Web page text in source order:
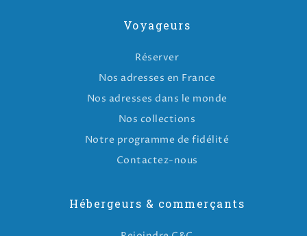
Voyageurs
Réserver
Nos adresses en France
Nos adresses dans le monde
Nos collections
Notre programme de fidélité
Contactez-nous
Hébergeurs & commerçants